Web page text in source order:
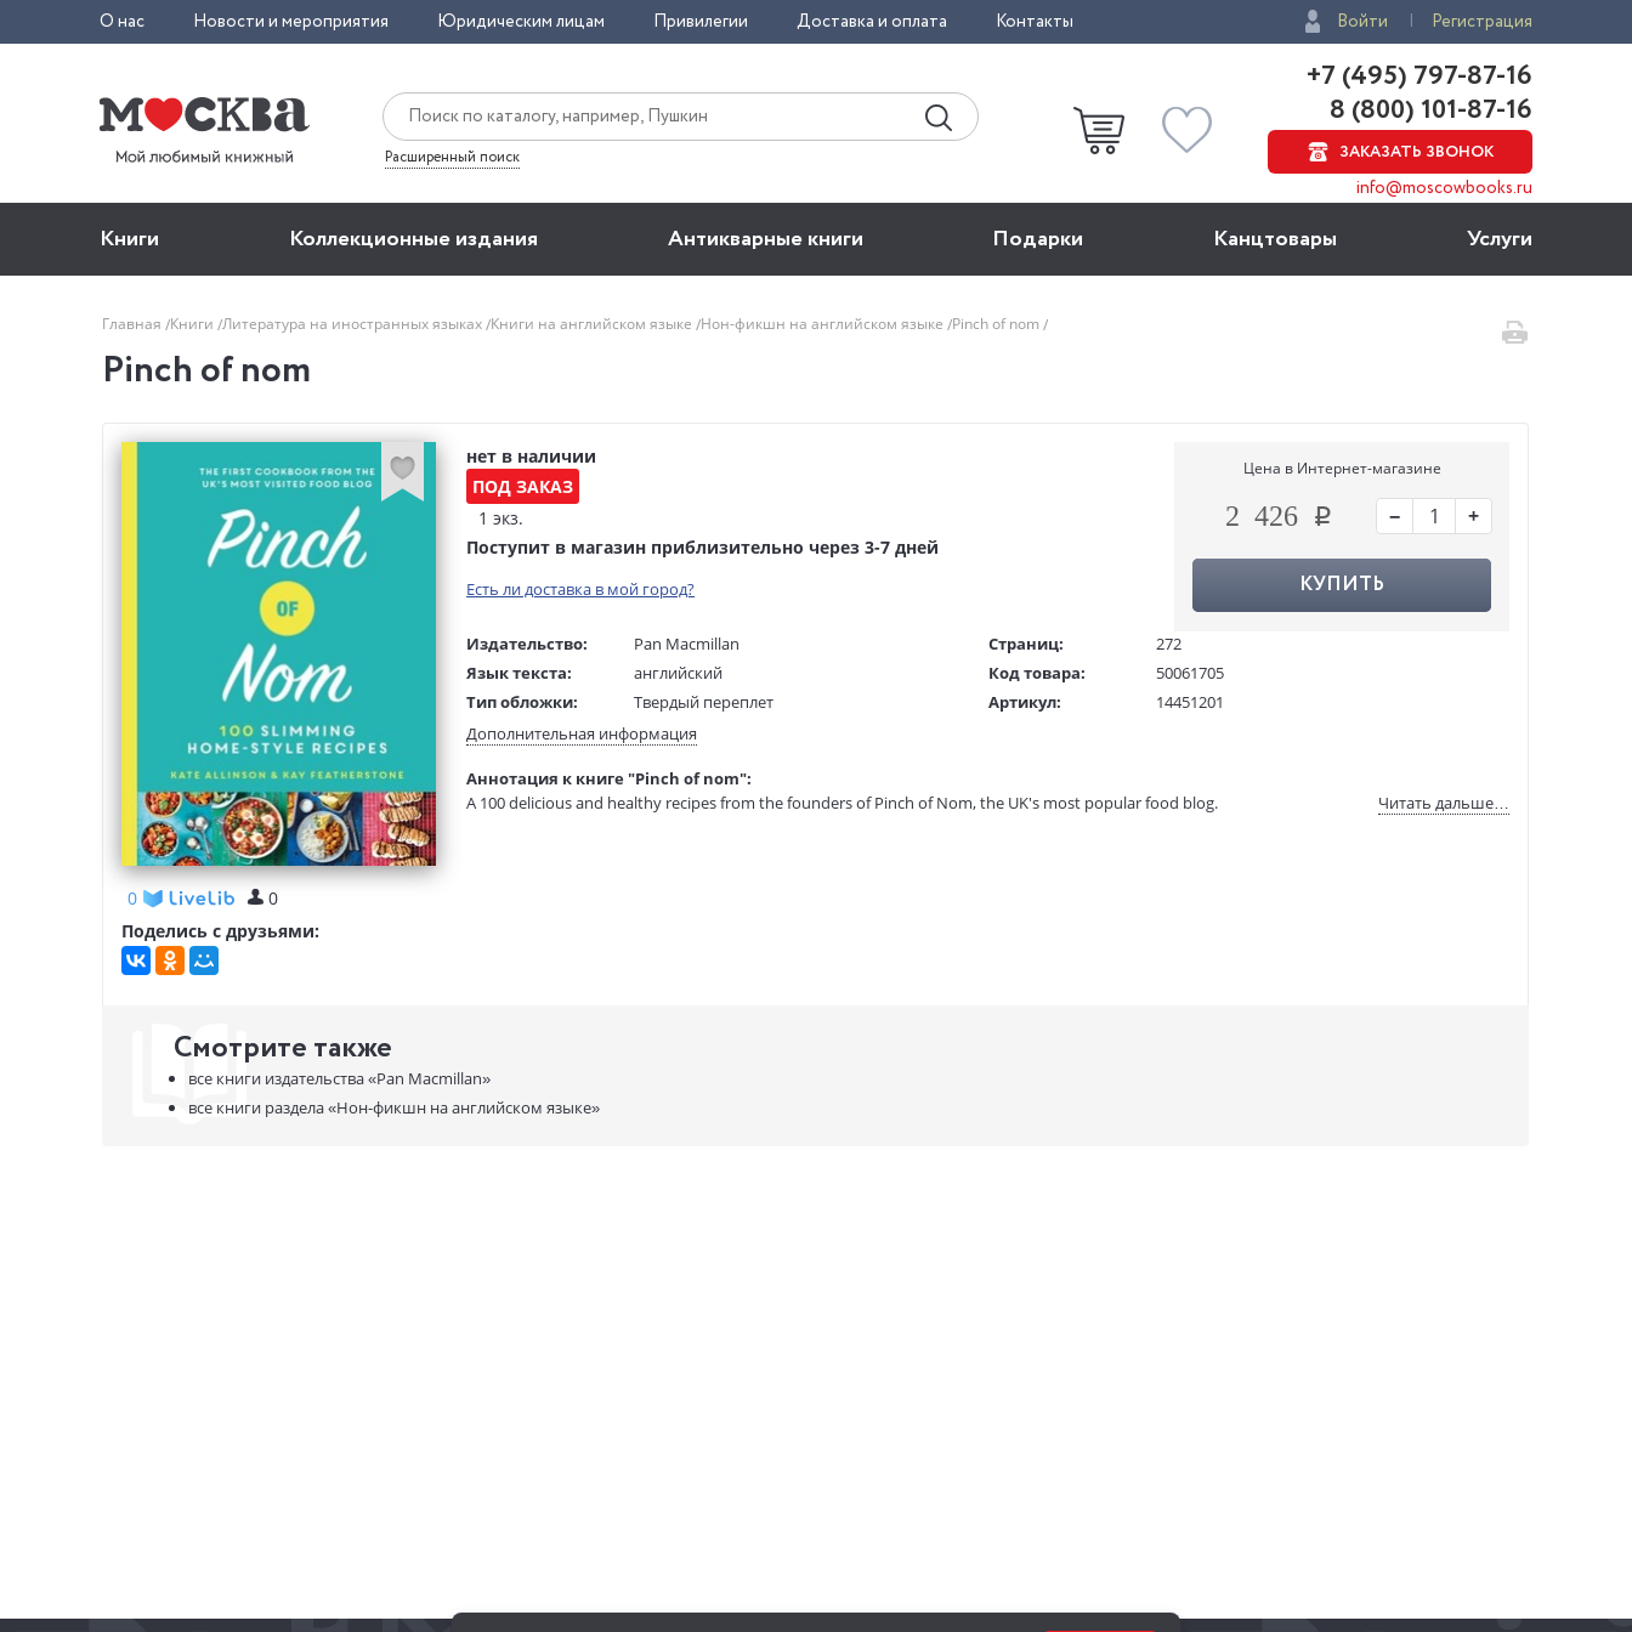
О нас Новости и мероприятия Юридическим лицам Привилегии Доставка и оплата Контакты Войти Регистрация
Расширенный поиск
+7 (495) 797-87-16
8 (800) 101-87-16
ЗАКАЗАТЬ ЗВОНОК
info@moscowbooks.ru
Книги Коллекционные издания Антикварные книги Подарки Канцтовары Услуги
Главная Книги Литература на иностранных языках Книги на английском языке Нон-фикшн на английском языке Pinch of nom
Pinch of nom
0
0
Поделись с друзьями:
нет в наличии
ПОД ЗАКАЗ
1 экз.
Поступит в магазин приблизительно через 3-7 дней
Есть ли доставка в мой город?
Цена в Интернет-магазине
2 426 − +
КУПИТЬ
Издательство:
Pan Macmillan
Язык текста:
английский
Тип обложки:
Твердый переплет
Размеры в мм
260x200x30
Вес: 1 гр.
Страниц:
272
Код товара:
50061705
Артикул:
14451201
Дополнительная информация
Аннотация к книге "Pinch of nom":
A 100 delicious and healthy recipes from the founders of Pinch of Nom, the UK's most popular food blog.
Читать дальше…
Смотрите также
все книги издательства«Pan Macmillan»
все книги раздела«Нон-фикшн на английском языке»